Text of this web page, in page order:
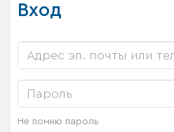
Вход
Не помню пароль